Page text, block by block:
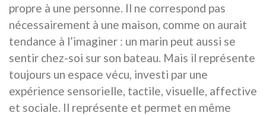
propre à une personne. Il ne correspond pas
nécessairement à une maison, comme on aurait
tendance à l’imaginer : un marin peut aussi se
sentir chez-soi sur son bateau. Mais il représente
toujours un espace vécu, investi par une
expérience sensorielle, tactile, visuelle, affective
et sociale. Il représente et permet en même